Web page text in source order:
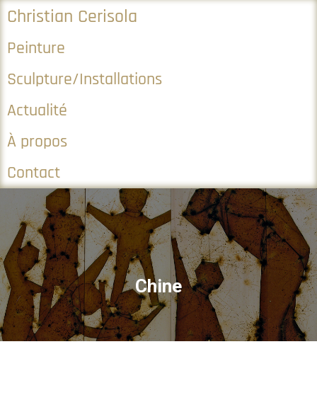
Christian Cerisola
Peinture
Sculpture/Installations
Actualité
À propos
Contact
Chine